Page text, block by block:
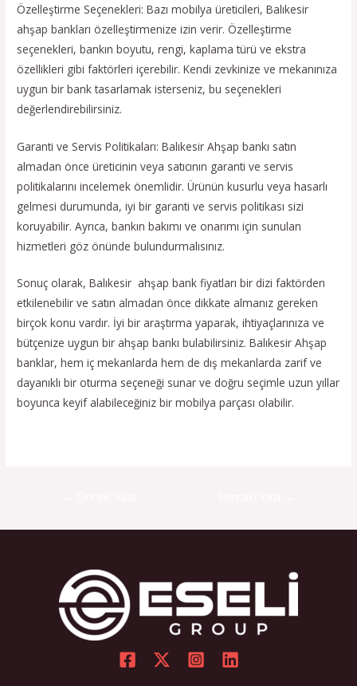
Özelleştirme Seçenekleri: Bazı mobilya üreticileri, Balıkesir
ahşap bankları özelleştirmenize izin verir. Özelleştirme
seçenekleri, bankın boyutu, rengi, kaplama türü ve ekstra
özellikleri gibi faktörleri içerebilir. Kendi zevkinize ve mekanınıza
uygun bir bank tasarlamak isterseniz, bu seçenekleri
değerlendirebilirsiniz.
Garanti ve Servis Politikaları: Balıkesir Ahşap bankı satın
almadan önce üreticinin veya satıcının garanti ve servis
politikalarını incelemek önemlidir. Ürünün kusurlu veya hasarlı
gelmesi durumunda, iyi bir garanti ve servis politikası sizi
koruyabilir. Ayrıca, bankın bakımı ve onarımı için sunulan
hizmetleri göz önünde bulundurmalısınız.
Sonuç olarak, Balıkesir ahşap bank fiyatları bir dizi faktörden
etkilenebilir ve satın almadan önce dikkate almanız gereken
birçok konu vardır. İyi bir araştırma yaparak, ihtiyaçlarınıza ve
bütçenize uygun bir ahşap bankı bulabilirsiniz. Balıkesir Ahşap
banklar, hem iç mekanlarda hem de dış mekanlarda zarif ve
dayanıklı bir oturma seçeneği sunar ve doğru seçimle uzun yıllar
boyunca keyif alabileceğiniz bir mobilya parçası olabilir.